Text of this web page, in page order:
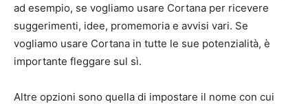
ad esempio, se vogliamo usare Cortana per ricevere
suggerimenti, idee, promemoria e avvisi vari. Se
vogliamo usare Cortana in tutte le sue potenzialità, è
importante fleggare sul sì.
Altre opzioni sono quella di impostare il nome con cui